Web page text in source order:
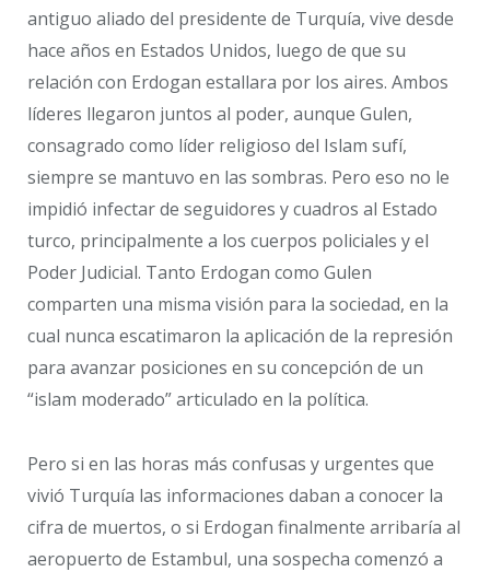
antiguo aliado del presidente de Turquía, vive desde
hace años en Estados Unidos, luego de que su
relación con Erdogan estallara por los aires. Ambos
líderes llegaron juntos al poder, aunque Gulen,
consagrado como líder religioso del Islam sufí,
siempre se mantuvo en las sombras. Pero eso no le
impidió infectar de seguidores y cuadros al Estado
turco, principalmente a los cuerpos policiales y el
Poder Judicial. Tanto Erdogan como Gulen
comparten una misma visión para la sociedad, en la
cual nunca escatimaron la aplicación de la represión
para avanzar posiciones en su concepción de un
“islam moderado” articulado en la política.
Pero si en las horas más confusas y urgentes que
vivió Turquía las informaciones daban a conocer la
cifra de muertos, o si Erdogan finalmente arribaría al
aeropuerto de Estambul, una sospecha comenzó a